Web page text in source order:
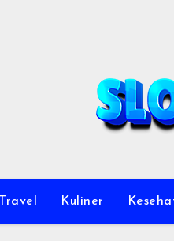
Travel Kuliner